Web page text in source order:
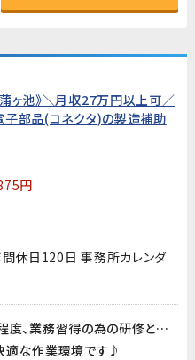
ヶ池》＼月収27万円以上可／
子部品(コネクタ)の製造補助
円
休日120日 事務所カレンダ
入社直後は日勤のみで3週間程度、業務習得の為の研修となります。
適な作業環境です♪